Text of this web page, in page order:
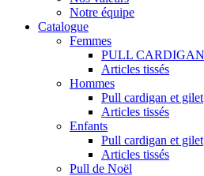
Notre équipe
Catalogue
Femmes
PULL CARDIGAN
Articles tissés
Hommes
Pull cardigan et gilet
Articles tissés
Enfants
Pull cardigan et gilet
Articles tissés
Pull de Noël